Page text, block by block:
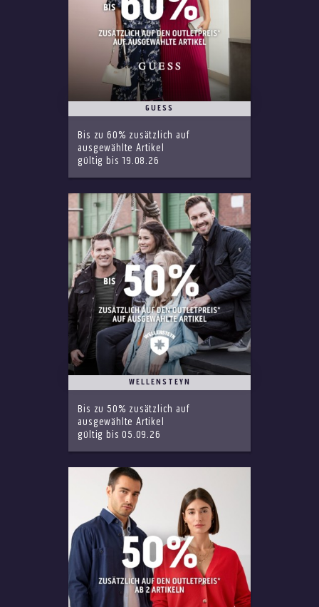
GUESS
Bis zu 60% zusätzlich auf
ausgewählte Artikel
gültig bis 19.08.26
WELLENSTEYN
Bis zu 50% zusätzlich auf
ausgewählte Artikel
gültig bis 05.09.26